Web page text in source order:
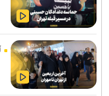
ابوالقاسم قاسم‌زاده
انتخاب و انطباق
فرهنگی
از مربیگری در اوکلند
اسطورهای که فوتبال